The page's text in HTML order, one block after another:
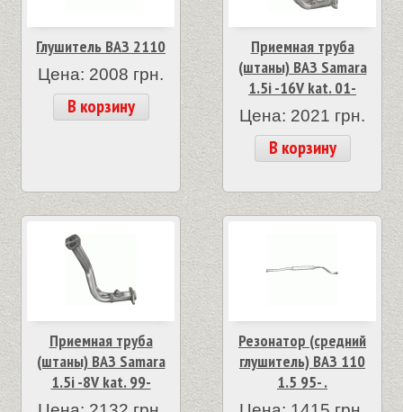
Глушитель ВАЗ 2110
Цена: 2008 грн.
В корзину
Приемная труба
(штаны) ВАЗ Samara
1.5i -16V kat. 01-
Цена: 2021 грн.
В корзину
Приемная труба
(штаны) ВАЗ Samara
1.5i -8V kat. 99-
Резонатор (средний
глушитель) ВАЗ 110
1.5 95- .